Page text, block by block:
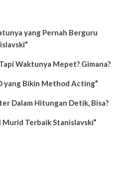
yang Pernah Berguru
Waktunya Mepet? Gimana?
yang Bikin Method Acting”
Dalam Hitungan Detik, Bisa?
Murid Terbaik Stanislavski”